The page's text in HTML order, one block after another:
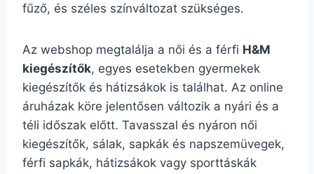
fűző, és széles színváltozat szükséges.
Az webshop megtalálja a női és a férfi H&M
kiegészítők, egyes esetekben gyermekek
kiegészítők és hátizsákok is találhat. Az online
áruházak köre jelentősen változik a nyári és a
téli időszak előtt. Tavasszal és nyáron női
kiegészítők, sálak, sapkák és napszemüvegek,
férfi sapkák, hátizsákok vagy sporttáskák